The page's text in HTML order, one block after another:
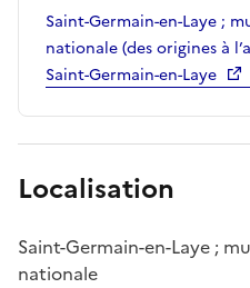
Saint-Germain-en-Laye ;
nationale (des origines à
Saint-Germain-en-Laye
Localisation
Saint-Germain-en-Laye ;
nationale